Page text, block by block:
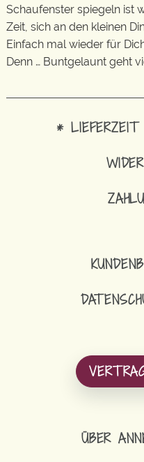
Schaufenster spiegeln ist
Zeit, sich an den kleinen
Einfach mal wieder für
Denn … Buntgelaunt geht
* LIEFERZEIT
ÜBER